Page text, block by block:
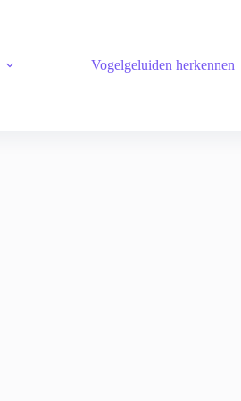
Vogelgeluiden herkennen